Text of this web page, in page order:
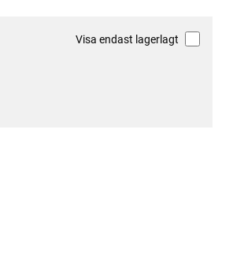
Visa endast lagerlagt